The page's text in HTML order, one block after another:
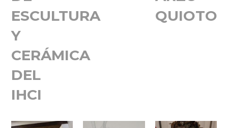
ESCULTURA
Y
CERÁMICA
DEL
IHCI
QUIOTO